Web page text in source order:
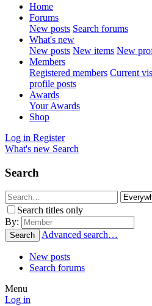
Home
Forums
New posts Search forums
What's new
New posts New items New
Members
Registered members Current
profile posts
Awards
Your Awards
Shop
Log in Register
What's new Search
Search
Search titles only
By:
Search Advanced search…
New posts
Search forums
Menu
Log in